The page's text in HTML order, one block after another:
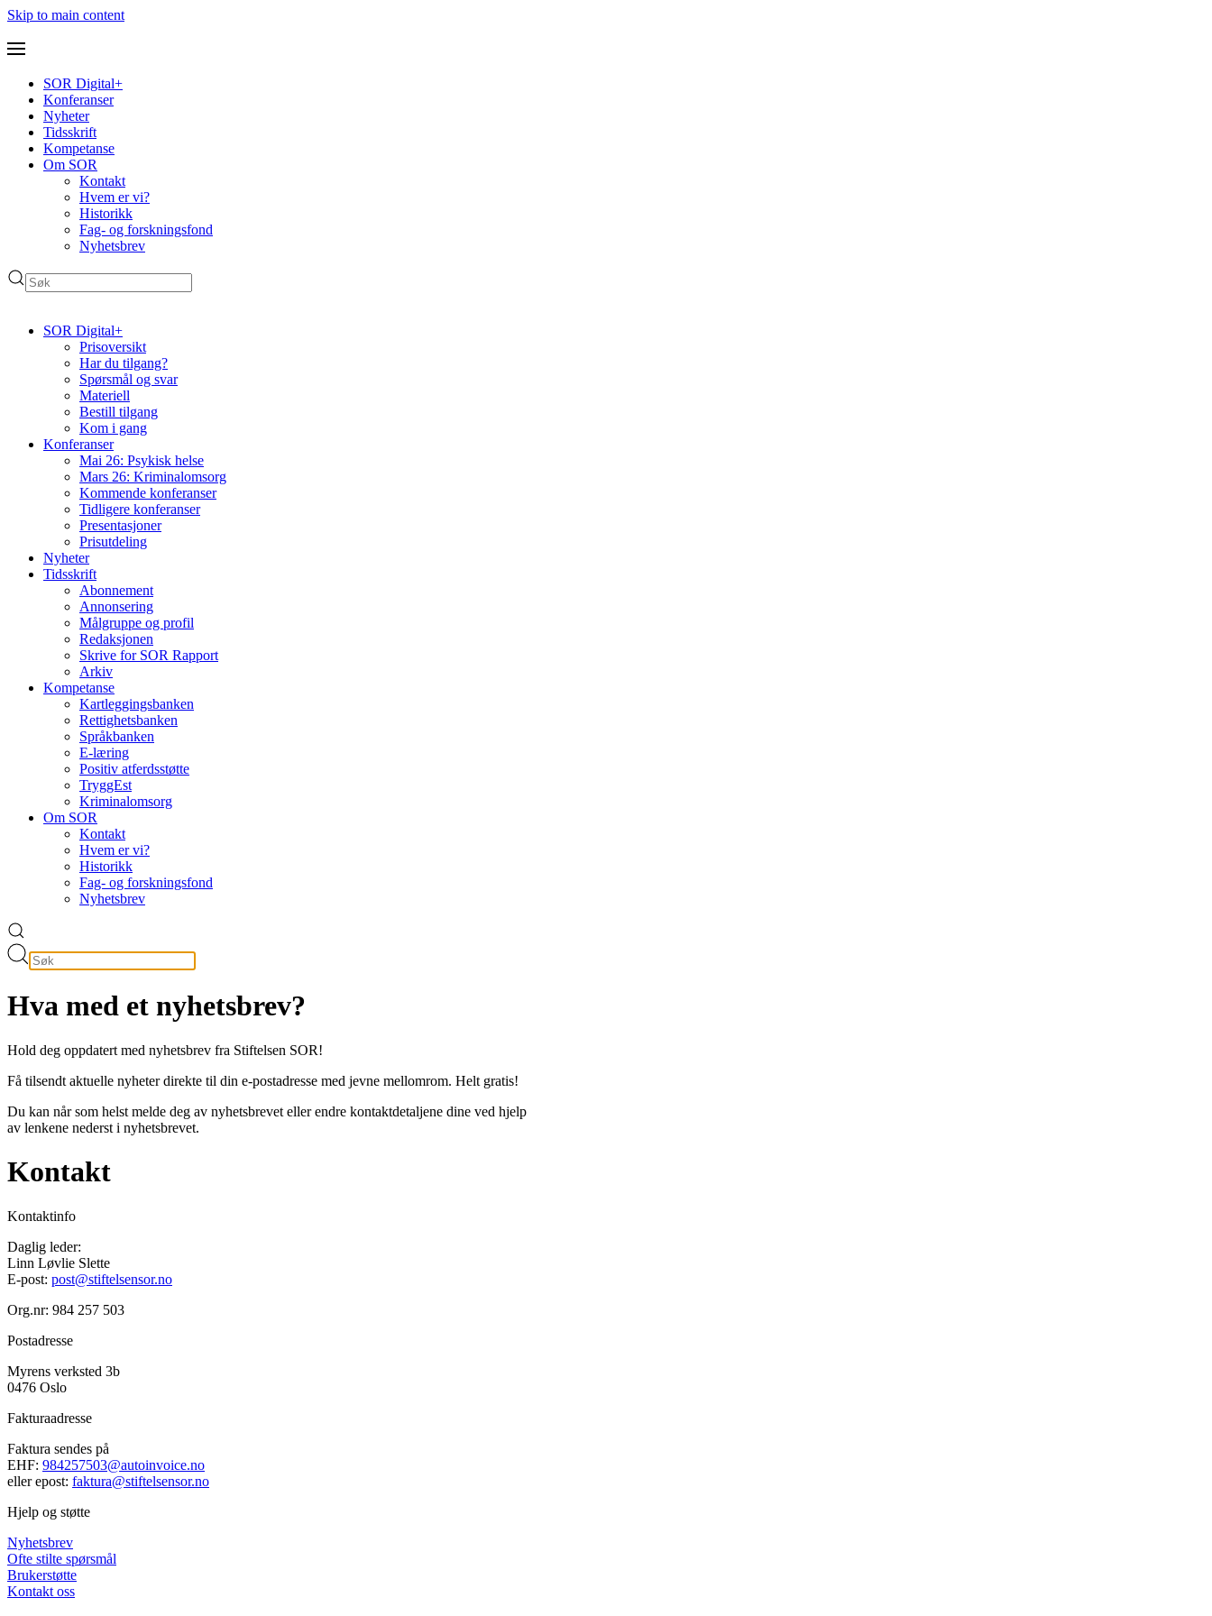
Skip to main content
SOR Digital+
Konferanser
Nyheter
Tidsskrift
Kompetanse
Om SOR
Kontakt
Hvem er vi?
Historikk
Fag- og forskningsfond
Nyhetsbrev
SOR Digital+
Prisoversikt
Har du tilgang?
Spørsmål og svar
Materiell
Bestill tilgang
Kom i gang
Konferanser
Mai 26: Psykisk helse
Mars 26: Kriminal­omsorg
Kommende konferanser
Tidligere konferanser
Presentasjoner
Prisutdeling
Nyheter
Tidsskrift
Abonnement
Annonsering
Målgruppe og profil
Redaksjonen
Skrive for SOR Rapport
Arkiv
Kompetanse
Kartleggingsbanken
Rettighetsbanken
Språkbanken
E-læring
Positiv atferdsstøtte
TryggEst
Kriminalomsorg
Om SOR
Kontakt
Hvem er vi?
Historikk
Fag- og forskningsfond
Nyhetsbrev
Hva med et nyhetsbrev?
Hold deg oppdatert med nyhetsbrev fra Stiftelsen SOR!
Få tilsendt aktuelle nyheter direkte til din e-postadresse med jevne mellomrom. Helt gratis!
Du kan når som helst melde deg av nyhetsbrevet eller endre kontaktdetaljene dine ved hjelp
av lenkene nederst i nyhetsbrevet.
Kontakt
Kontaktinfo
Daglig leder:
Linn Løvlie Slette
E-post: post@stiftelsensor.no
Org.nr: 984 257 503
Postadresse
Myrens verksted 3b
0476 Oslo
Fakturaadresse
Faktura sendes på
EHF: 984257503@autoinvoice.no
eller epost: faktura@stiftelsensor.no
Hjelp og støtte
Nyhetsbrev
Ofte stilte spørsmål
Brukerstøtte
Kontakt oss